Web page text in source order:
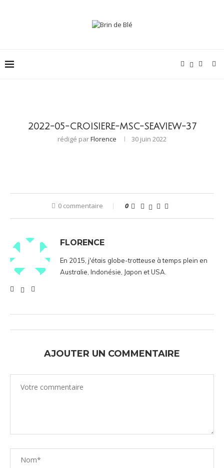
2022-05-CROISIERE-MSC-SEAVIEW-37
rédigé parFlorence 30 juin 2022
0 commentaire 0
FLORENCE
En 2015, j'étais globe-trotteuse à temps plein en
Australie, Indonésie, Japon et USA.
AJOUTER UN COMMENTAIRE